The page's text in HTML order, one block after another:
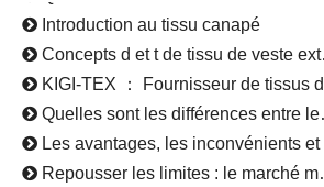
Introduction au tissu canapé
Concepts d et t de tissu de veste extérieure
KIGI-TEX ： Fournisseur de tissus de haute qualité en provenance de Chine
Quelles sont les différences entre les différents tissus « à poils » ?
Les avantages, les inconvénients et les domaines d'application du velours corail entièrement en polyester
Repousser les limites : le marché mondial des tissus extensibles dans quatre sens